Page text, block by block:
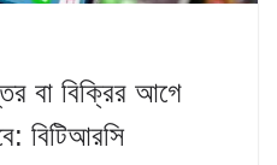
বা বিক্রির আগে
বিটিআরসি